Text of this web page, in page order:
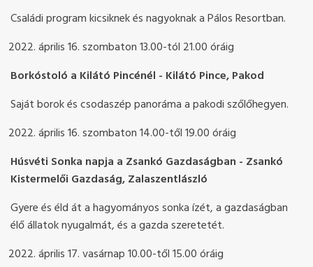
Családi program kicsiknek és nagyoknak a Pálos Resortban.
április 16. szombaton 13.00-tól 21.00 óráig
Borkóstoló a Kilátó Pincénél - Kilátó Pince, Pakod
Saját borok és csodaszép panoráma a pakodi szőlőhegyen.
április 16. szombaton 14.00-től 19.00 óráig
Húsvéti Sonka napja a Zsankó Gazdaságban - Zsankó
Kistermelői Gazdaság, Zalaszentlászló
Gyere és éld át a hagyományos sonka ízét, a gazdaságban
élő állatok nyugalmát, és a gazda szeretetét.
április 17. vasárnap 10.00-től 15.00 óráig